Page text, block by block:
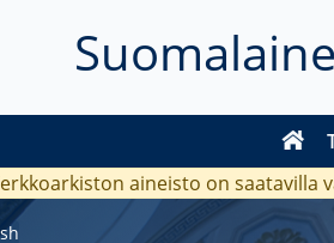
aineisto on saatavilla